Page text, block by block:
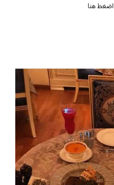
اضغط هنا